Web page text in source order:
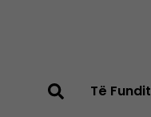
Të Fundit